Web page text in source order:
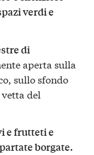
verdi e
di
aperta sulla
sullo sfondo
del
e frutteti e
borgate.